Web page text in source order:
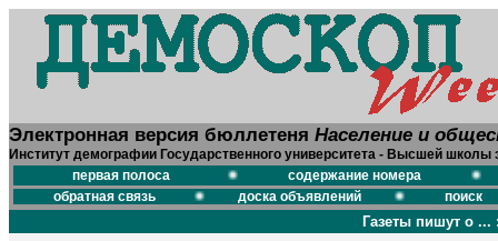
Электронная версия бюллетеня Население и
Институт демографии Государственного университета - Высшей школы
первая полоса
содержание номера
обратная связь
доска объявлений поиск
Газеты пишут о ...